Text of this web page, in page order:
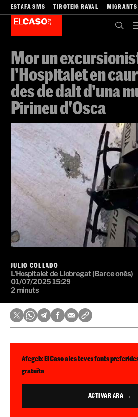
ESTAFA SMS TIROTEIG RAVAL MIGRANTS
Mor un
l'Hospitalet en
des de dalt d'una
Pirineu d'Osca
JULIO COLLADO
L'Hospitalet de Llobregat (Barcelonès)
01/07/2025 15:29
2 minuts
Afegeix El Caso a les teves fonts
gratuïta
ACTIVAR ARA →